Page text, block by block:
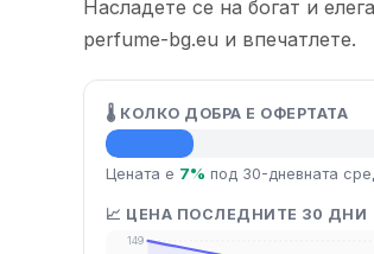
Насладете се на богат и
perfume-bg.eu и впечатлете.
🌡️ КОЛКО ДОБРА Е ОФЕРТАТА
💡 Средна цена
Цената е 7% под 30-дневната
📈 ЦЕНА ПОСЛЕДНИТЕ 30 ДНИ
149